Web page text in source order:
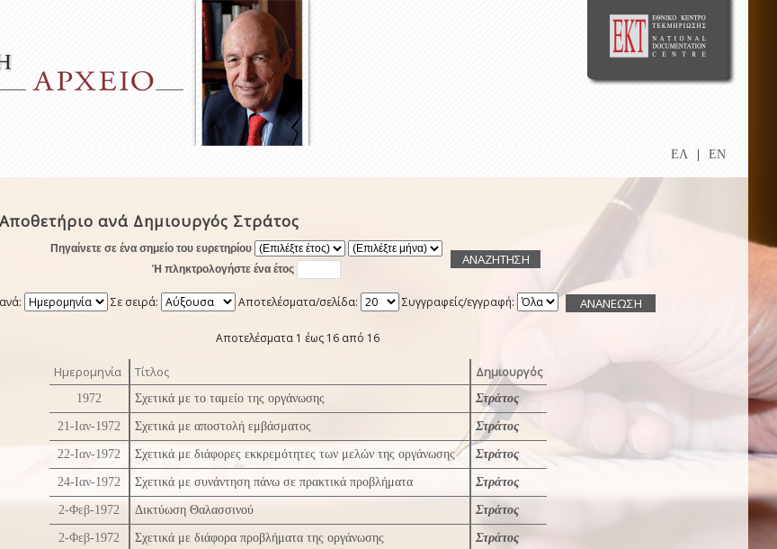
ΕΛ EN
ανά Δημιουργός Στράτος
Πηγαίνετε σε ένα σημείο του ευρετηρίου
Ή πληκτρολογήστε ένα έτος
Σε σειρά: Αποτελέσματα/σελίδα: Συγγραφείς/εγγραφή:
Αποτελέσματα 1 έως 16 από 16
Ημερομηνία Τίτλος Δημιουργός
1972 Σχετικά με το ταμείο της οργάνωσης Στράτος
21-Ιαν-1972 Σχετικά με αποστολή εμβάσματος Στράτος
22-Ιαν-1972 Σχετικά με διάφορες εκκρεμότητες των μελών της οργάνωσης Στράτος
24-Ιαν-1972 Σχετικά με συνάντηση πάνω σε πρακτικά προβλήματα Στράτος
2-Φεβ-1972 Δικτύωση Θαλασσινού Στράτος
2-Φεβ-1972 Σχετικά με διάφορα προβλήματα της οργάνωσης Στράτος